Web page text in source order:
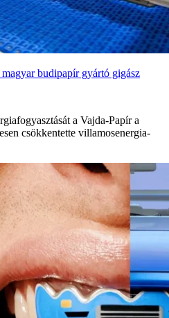
budipapír gyártó gigász
a Vajda-Papír a
csökkentette villamosenergia-